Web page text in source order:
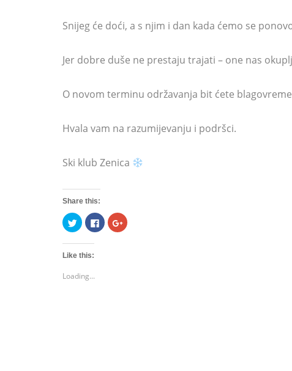
Snijeg će doći, a s njim i dan kada ćemo se
Jer dobre duše ne prestaju trajati – one nas
O novom terminu održavanja bit ćete
Hvala vam na razumijevanju i podršci.
Ski klub Zenica
Share this:
Click
to
share
on
(Opens
new
window)
Click
to
share
Click
to
Like this:
Loading...